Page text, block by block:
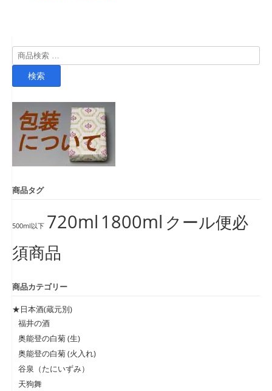
検
索
検索
商品タグ
500ml以下 720ml 1800ml クール便必
須商品
商品カテゴリー
★日本酒(蔵元別)
福井の酒
奥能登の白菊 (生)
奥能登の白菊 (火入れ)
谷泉（たにいずみ）
天狗舞